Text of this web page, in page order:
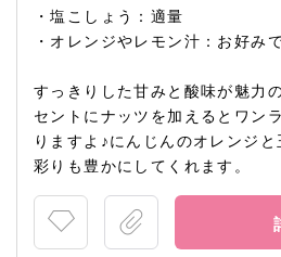
・塩こしょう：適量
・オレンジやレモン汁：お好み
すっきりした甘みと酸味が魅力
セントにナッツを加えるとワン
りますよ♪にんじんのオレンジ
彩りも豊かにしてくれます。